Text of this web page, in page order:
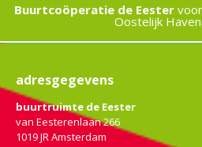
Buurtcoöperatie de Eestervoor
Oostelijk
adresgegevens
buurtruimte de Eester
van Eesterenlaan 266
1019 JR Amsterdam